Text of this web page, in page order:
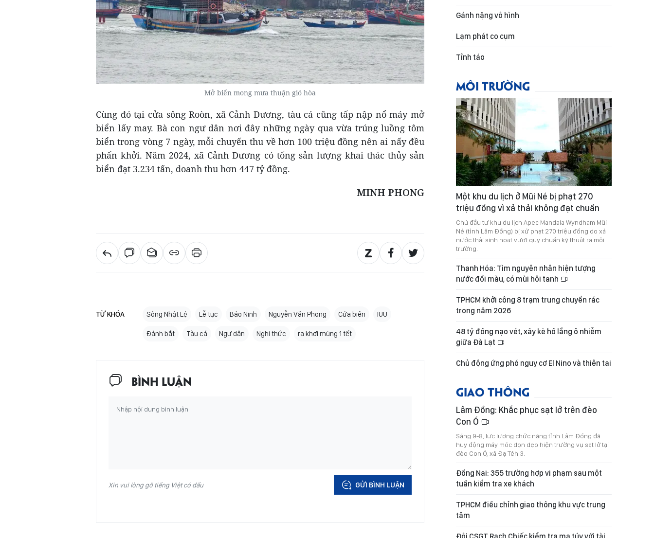
Mở biển mong mưa thuận gió hòa
Cùng đó tại cửa sông Roòn, xã Cảnh Dương, tàu cá cũng tấp nập nổ máy mở
biển lấy may. Bà con ngư dân nơi đây những ngày qua vừa trúng luồng tôm
biển trong vòng 7 ngày, mỗi chuyến thu về hơn 100 triệu đồng nên ai nấy đều
phấn khởi. Năm 2024, xã Cảnh Dương có tổng sản lượng khai thác thủy sản
biển đạt 3.234 tấn, doanh thu hơn 447 tỷ đồng.
MINH PHONG
TỪ KHÓA Sông Nhật Lệ Lễ tục Bảo Ninh Nguyễn Văn Phong Cửa biển IUU
Đánh bắt Tàu cá Ngư dân Nghi thức ra khơi mùng 1 tết
BÌNH LUẬN
Xin vui lòng gõ tiếng Việt có dấu GỬI BÌNH LUẬN
Gánh nặng vô hình
Lạm phát co cụm
Tỉnh táo
MÔI TRƯỜNG
Một khu du lịch ở Mũi Né bị phạt 270
triệu đồng vì xả thải không đạt chuẩn
Chủ đầu tư khu du lịch Apec Mandala Wyndham Mũi
Né (tỉnh Lâm Đồng) bị xử phạt 270 triệu đồng do xả
nước thải sinh hoạt vượt quy chuẩn kỹ thuật ra môi
trường.
Thanh Hóa: Tìm nguyên nhân hiện tượng
nước đổi màu, có mùi hôi tanh
TPHCM khởi công 8 trạm trung chuyển rác
trong năm 2026
48 tỷ đồng nạo vét, xây kè hồ lắng ô nhiễm
giữa Đà Lạt
Chủ động ứng phó nguy cơ El Nino và thiên tai
GIAO THÔNG
Lâm Đồng: Khắc phục sạt lở trên đèo
Con Ó
Sáng 9-8, lực lượng chức năng tỉnh Lâm Đồng đã
huy động máy móc dọn dẹp hiện trường vụ sạt lở tại
đèo Con Ó, xã Đạ Tẻh 3.
Đồng Nai: 355 trường hợp vi phạm sau một
tuần kiểm tra xe khách
TPHCM điều chỉnh giao thông khu vực trung
tâm